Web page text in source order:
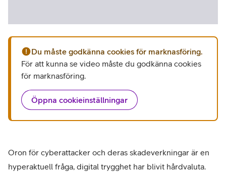
Du måste godkänna cookies för marknasföring.
För att kunna se video måste du godkänna cookies
för marknasföring.
Öppna cookieinställningar
Oron för cyberattacker och deras skadeverkningar är en
hyperaktuell fråga, digital trygghet har blivit hårdvaluta.